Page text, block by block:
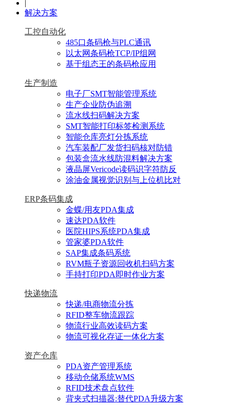
|
解决方案
工控自动化
485口条码枪与PLC通讯
以太网条码枪TCP/IP组网
基于组态王的条码枪应用
生产制造
电子厂SMT智能管理系统
生产企业防伪追溯
流水线扫码解决方案
SMT智能打印标签检测系统
智能仓库亮灯分拣系统
汽车装配厂发货扫码核对防错
包装盒流水线防混料解决方案
液晶屏Vericode读码识字符防反
涂油金属视觉识别与上位机比对
ERP条码集成
金蝶/用友PDA集成
速达PDA软件
医院HIPS系统PDA集成
管家婆PDA软件
SAP集成条码系统
RVM瓶子资源回收机扫码方案
手持打印PDA即时作业方案
快递物流
快递/电商物流分拣
RFID整车物流跟踪
物流行业高效读码方案
物流可视化存证一体化方案
资产仓库
PDA资产管理系统
移动仓储系统WMS
RFID技术盘点软件
背夹式扫描器:替代PDA升级方案